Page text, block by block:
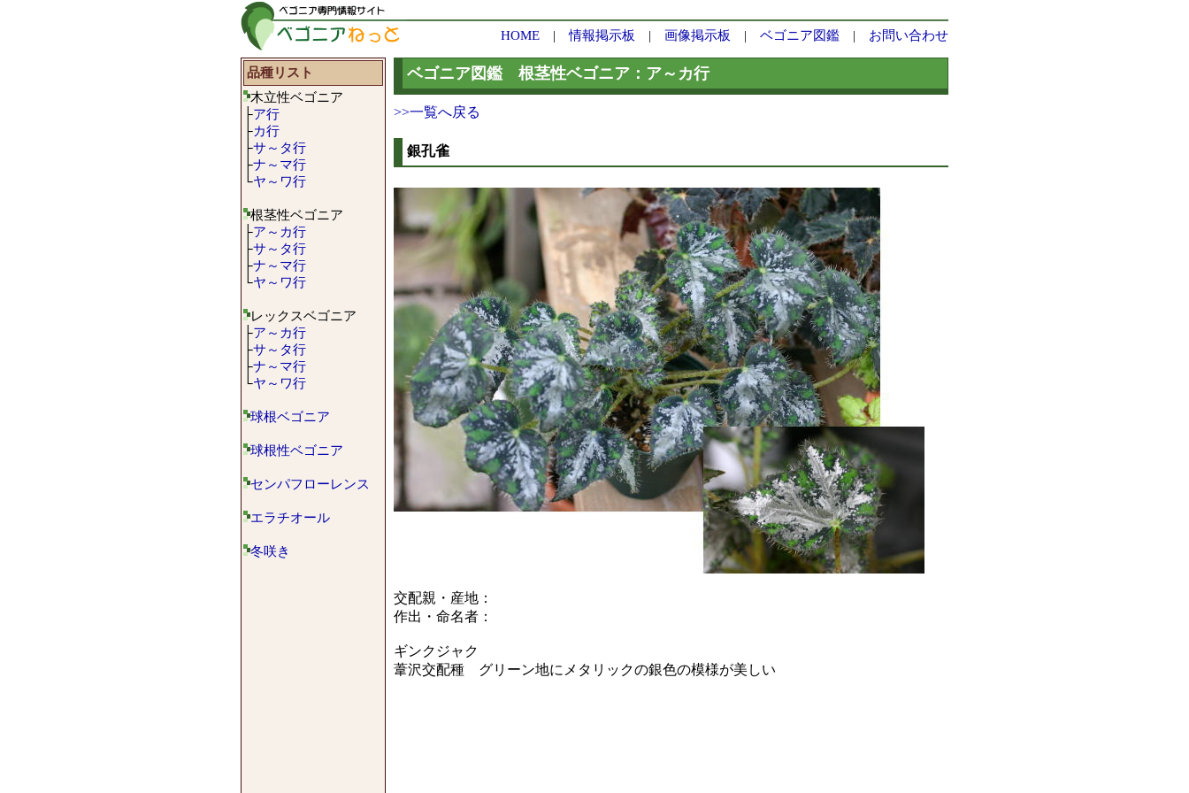
HOME |情報掲示板 | 画像掲示板 | ベゴニア図鑑 | お問い合わせ
品種リスト
木立性ベゴニア
├ア行
├カ行
├サ～タ行
├ナ～マ行
└ヤ～ワ行
根茎性ベゴニア
├ア～カ行
├サ～タ行
├ナ～マ行
└ヤ～ワ行
レックスベゴニア
├ア～カ行
├サ～タ行
├ナ～マ行
└ヤ～ワ行
球根ベゴニア
球根性ベゴニア
センパフローレンス
エラチオール
冬咲き
ベゴニア図鑑 根茎性ベゴニア：ア～カ行
>>一覧へ戻る
銀孔雀
交配親・産地：
作出・命名者：
ギンクジャク
葦沢交配種 グリーン地にメタリックの銀色の模様が美しい